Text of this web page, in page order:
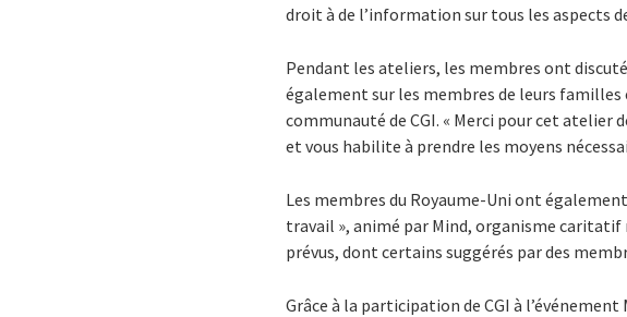
droit à de l’information sur tous les aspects
Pendant les ateliers, les membres ont
également sur les membres de leurs familles
communauté de CGI. « Merci pour cet atelier
et vous habilite à prendre les moyens
Les membres du Royaume-Uni ont
travail », animé par Mind, organisme
prévus, dont certains suggérés par des
Grâce à la participation de CGI à